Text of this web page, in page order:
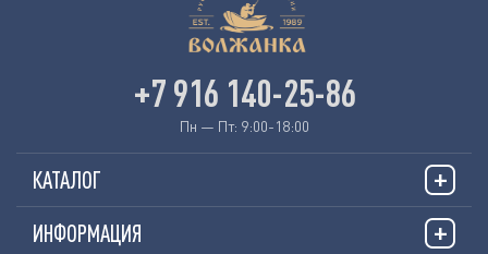
КАТАЛОГ
ИНФОРМАЦИЯ
+7 916 140-25-86
Пн — Пт: 9:00-18:00